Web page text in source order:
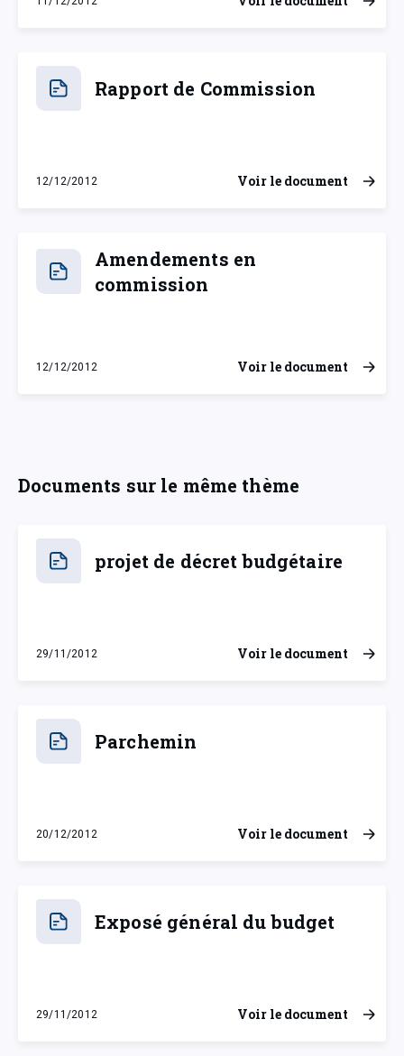
mardi 11 décembre 2012
Rapport de Commission
12/12/2012
mercredi 12 décembre 2012
Voir le document
Amendements en
commission
12/12/2012
mercredi 12 décembre 2012
Voir le document
Documents sur le même thème
projet de décret budgétaire
29/11/2012
jeudi 29 novembre 2012
Voir le document
Parchemin
20/12/2012
jeudi 20 décembre 2012
Voir le document
Exposé général du budget
29/11/2012
jeudi 29 novembre 2012
Voir le document